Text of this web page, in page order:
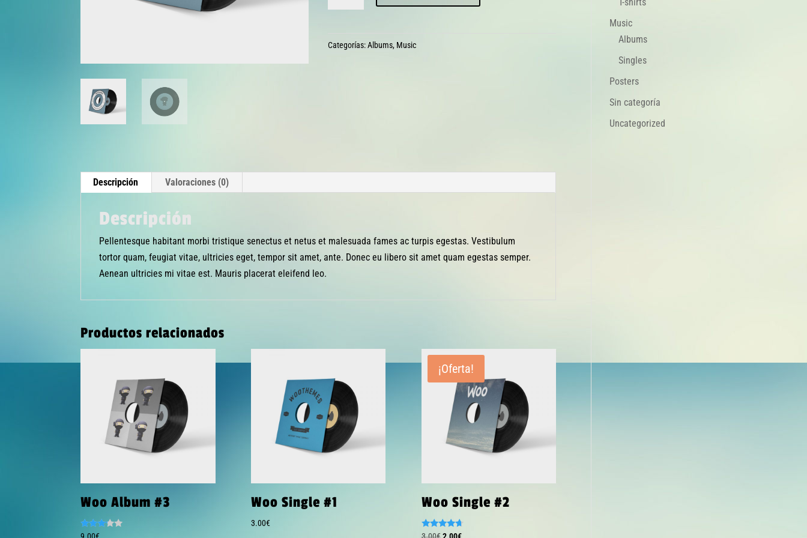
Categorías:Albums, Music
Descripción Valoraciones (0)
Descripción
Pellentesque habitant morbi tristique senectus et netus et malesuada fames ac turpis egestas. Vestibulum
tortor quam, feugiat vitae, ultricies eget, tempor sit amet, ante. Donec eu libero sit amet quam egestas semper.
Aenean ultricies mi vitae est. Mauris placerat eleifend leo.
Productos relacionados
Woo Album #3
Valorad
Woo Single #1
3.00€
¡Oferta!
Woo Single #2
Valorado
El El
Music
Albums
Singles
Posters
Sin categoría
Uncategorized